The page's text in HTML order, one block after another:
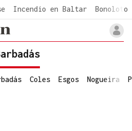
Incendio en Baltar Bonoloto
Coles Esgos Nogueira